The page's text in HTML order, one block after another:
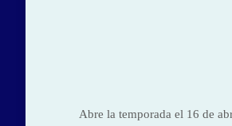
Abre la temporada el 16 de